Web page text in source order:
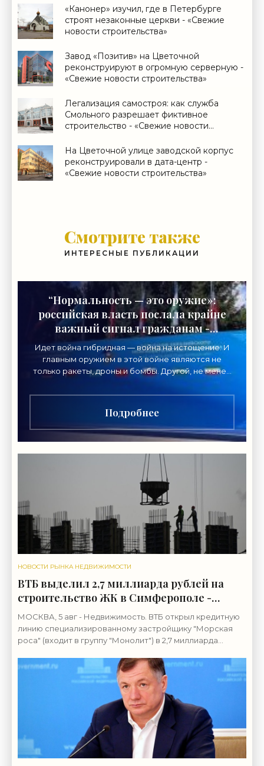
«Канонер» изучил, где в Петербурге
строят незаконные церкви - «Свежие
новости строительства»
Завод «Позитив» на Цветочной
реконструируют в огромную серверную -
«Свежие новости строительства»
Легализация самостроя: как служба
Смольного разрешает фиктивное
строительство - «Свежие новости
На Цветочной улице заводской корпус
реконструировали в дата-центр -
«Свежие новости строительства»
Смотрите также
ИНТЕРЕСНЫЕ ПУБЛИКАЦИИ
“Нормальность — это оружие»:
российская власть послала крайне
важный сигнал гражданам -
«Недвижимость»
Идет война гибридная — война на истощение. И
главным оружием в этой войне являются не
только ракеты, дроны и бомбы. Другой, не менее
конфликте нацелен
Подробнее
НОВОСТИ РЫНКА НЕДВИЖИМОСТИ
ВТБ выделил 2,7 миллиарда рублей на
строительство ЖК в Симферополе -
«Строительство»
МОСКВА, 5 авг - Недвижимость. ВТБ открыл кредитную
линию специализированному застройщику "Морская
роса" (входит в группу "Монолит") в 2,7 миллиарда